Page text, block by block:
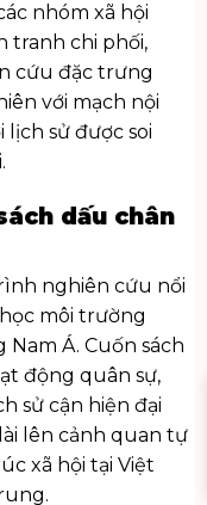
nhóm xã hội
tranh chi phối,
cứu đặc trưng
với mạch nội
lịch sử được soi
dấu chân
nghiên cứu nổi
môi trường
Á. Cuốn sách
động quân sự,
sử cận hiện đại
lên cảnh quan tự
xã hội tại Việt